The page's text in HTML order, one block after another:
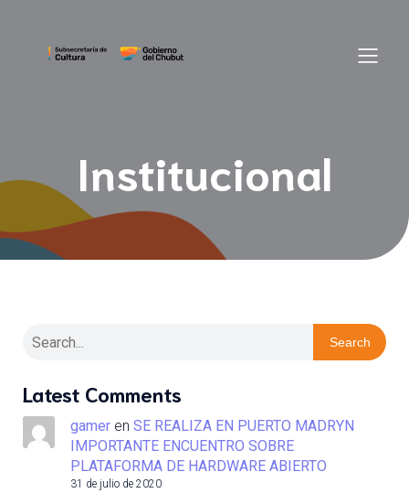
Institucional
Search
Latest Comments
gamer en SE REALIZA EN PUERTO MADRYN
IMPORTANTE ENCUENTRO SOBRE
PLATAFORMA DE HARDWARE ABIERTO
31 de julio de 2020